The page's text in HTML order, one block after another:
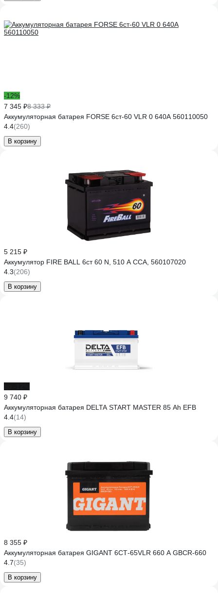
-12%
7 345 ₽8 333 ₽
Аккумуляторная батарея FORSE 6ст-60 VLR 0 640A 560110050
4.4(260)
В корзину
5 215 ₽
Аккумулятор FIRE BALL 6ст 60 N, 510 А CCA, 560107020
4.3(206)
В корзину
9 740 ₽
Аккумуляторная батарея DELTA START MASTER 85 Ah EFB
4.4(14)
В корзину
8 355 ₽
Аккумуляторная батарея GIGANT 6СТ-65VLR 660 A GBCR-660
4.7(35)
В корзину